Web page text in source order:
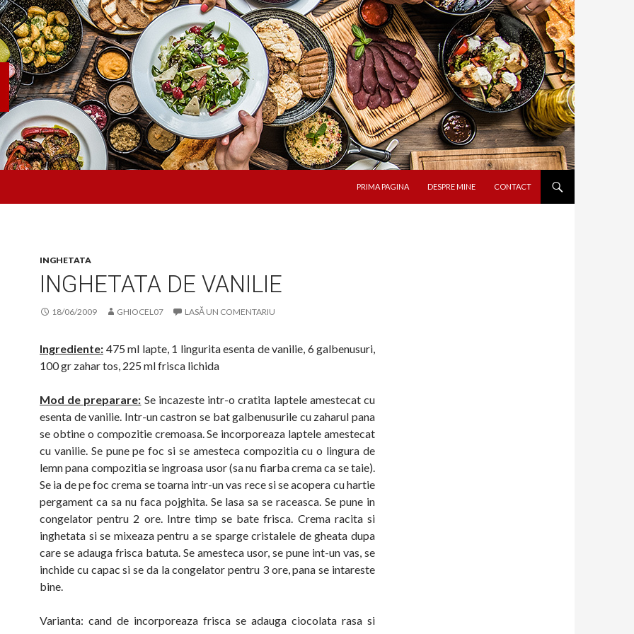
PRIMA PAGINA
DESPRE MINE CONTACT
INGHETATA
INGHETATA DE VANILIE
18/06/2009 GHIOCEL07 LASĂ UN COMENTARIU
Ingrediente: 475 ml lapte, 1 lingurita esenta de vanilie, 6 galbenusuri,
100 gr zahar tos, 225 ml frisca lichida
Mod de preparare: Se incazeste intr-o cratita laptele amestecat cu
esenta de vanilie. Intr-un castron se bat galbenusurile cu zaharul pana
se obtine o compozitie cremoasa. Se incorporeaza laptele amestecat
cu vanilie. Se pune pe foc si se amesteca compozitia cu o lingura de
lemn pana compozitia se ingroasa usor (sa nu fiarba crema ca se taie).
Se ia de pe foc crema se toarna intr-un vas rece si se acopera cu hartie
pergament ca sa nu faca pojghita. Se lasa sa se raceasca. Se pune in
congelator pentru 2 ore. Intre timp se bate frisca. Crema racita si
inghetata si se mixeaza pentru a se sparge cristalele de gheata dupa
care se adauga frisca batuta. Se amesteca usor, se pune int-un vas, se
inchide cu capac si se da la congelator pentru 3 ore, pana se intareste
bine.
Varianta: cand de incorporeaza frisca se adauga ciocolata rasa si